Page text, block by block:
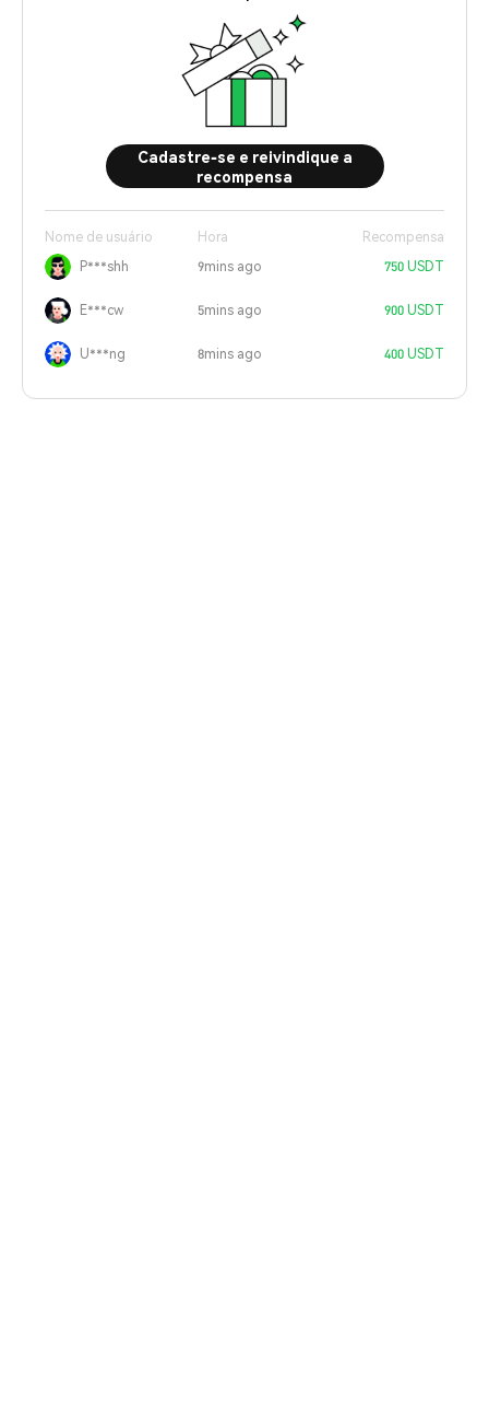
Cadastre-se e reivindique a
recompensa
Nome de usuário Hora
Recompensa
P***shh
9mins ago 750 USDT
E***cw 5mins ago 900 USDT
U***ng 8mins ago 400 USDT